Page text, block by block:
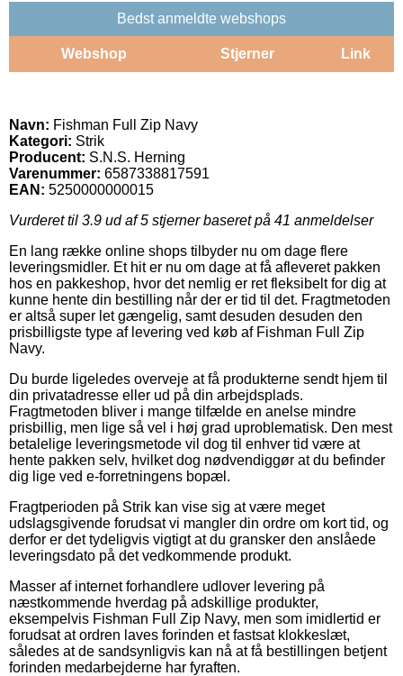
Bedst anmeldte webshops
Webshop Stjerner Link
Navn: Fishman Full Zip Navy
Kategori: Strik
Producent: S.N.S. Herning
Varenummer: 6587338817591
EAN: 5250000000015
Vurderet til 3.9 ud af 5 stjerner baseret på 41 anmeldelser
En lang række online shops tilbyder nu om dage flere
leveringsmidler. Et hit er nu om dage at få afleveret pakken
hos en pakkeshop, hvor det nemlig er ret fleksibelt for dig at
kunne hente din bestilling når der er tid til det. Fragtmetoden
er altså super let gængelig, samt desuden desuden den
prisbilligste type af levering ved køb af Fishman Full Zip
Navy.
Du burde ligeledes overveje at få produkterne sendt hjem til
din privatadresse eller ud på din arbejdsplads.
Fragtmetoden bliver i mange tilfælde en anelse mindre
prisbillig, men lige så vel i høj grad uproblematisk. Den mest
betalelige leveringsmetode vil dog til enhver tid være at
hente pakken selv, hvilket dog nødvendiggør at du befinder
dig lige ved e-forretningens bopæl.
Fragtperioden på Strik kan vise sig at være meget
udslagsgivende forudsat vi mangler din ordre om kort tid, og
derfor er det tydeligvis vigtigt at du gransker den anslåede
leveringsdato på det vedkommende produkt.
Masser af internet forhandlere udlover levering på
næstkommende hverdag på adskillige produkter,
eksempelvis Fishman Full Zip Navy, men som imidlertid er
forudsat at ordren laves forinden et fastsat klokkeslæt,
således at de sandsynligvis kan nå at få bestillingen betjent
forinden medarbejderne har fyraften.